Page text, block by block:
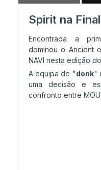
24/07 14:49
TYLOO elimina a
23/07 20:57
Jogos definidos
Spirit na Final
Encontrada a
dominou o Ancient
NAVI nesta edição
A equipa de "donk"
uma decisão e
confronto entre